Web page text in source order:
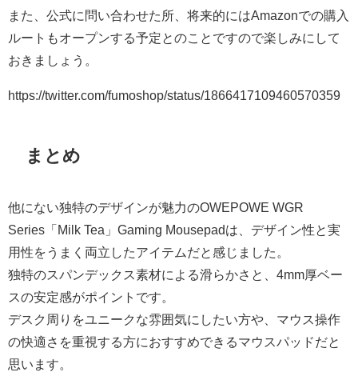
また、公式に問い合わせた所、将来的にはAmazonでの購入
ルートもオープンする予定とのことですので楽しみにして
おきましょう。
https://twitter.com/fumoshop/status/1866417109460570359
まとめ
他にない独特のデザインが魅力のOWEPOWE WGR
Series「Milk Tea」Gaming Mousepadは、デザイン性と実
用性をうまく両立したアイテムだと感じました。
独特のスパンデックス素材による滑らかさと、4mm厚ベー
スの安定感がポイントです。
デスク周りをユニークな雰囲気にしたい方や、マウス操作
の快適さを重視する方におすすめできるマウスパッドだと
思います。